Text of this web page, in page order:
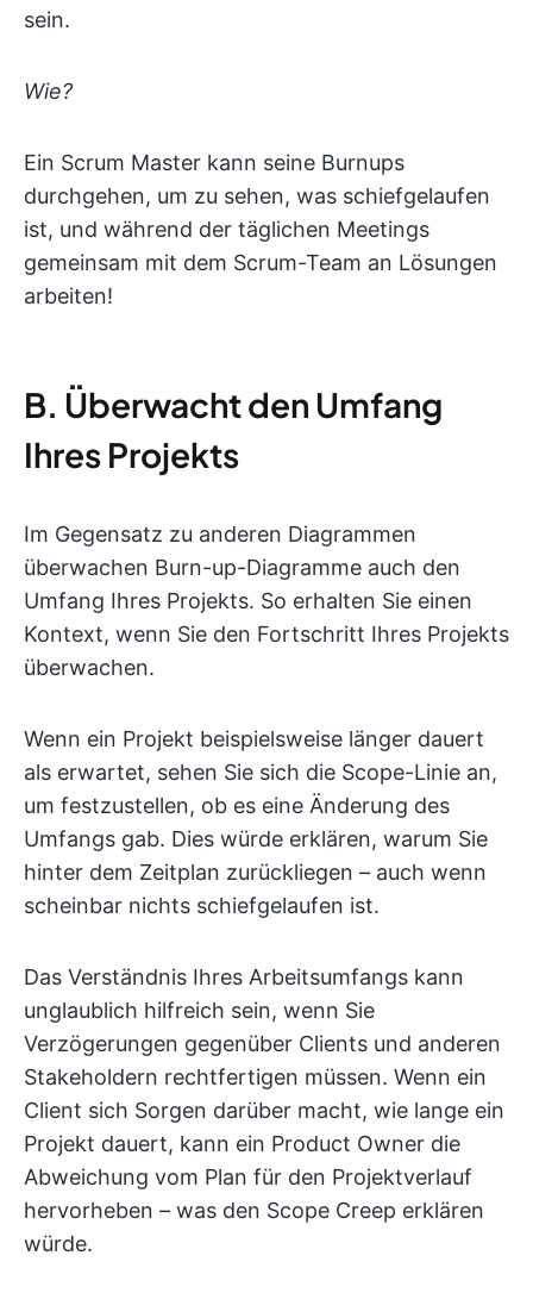
sein.
Wie?
Ein Scrum Master kann seine Burnups
durchgehen, um zu sehen, was schiefgelaufen
ist, und während der täglichen Meetings
gemeinsam mit dem Scrum-Team an Lösungen
arbeiten!
B. Überwacht den Umfang
Ihres Projekts
Im Gegensatz zu anderen Diagrammen
überwachen Burn-up-Diagramme auch den
Umfang Ihres Projekts. So erhalten Sie einen
Kontext, wenn Sie den Fortschritt Ihres Projekts
überwachen.
Wenn ein Projekt beispielsweise länger dauert
als erwartet, sehen Sie sich die Scope-Linie an,
um festzustellen, ob es eine Änderung des
Umfangs gab. Dies würde erklären, warum Sie
hinter dem Zeitplan zurückliegen – auch wenn
scheinbar nichts schiefgelaufen ist.
Das Verständnis Ihres Arbeitsumfangs kann
unglaublich hilfreich sein, wenn Sie
Verzögerungen gegenüber Clients und anderen
Stakeholdern rechtfertigen müssen. Wenn ein
Client sich Sorgen darüber macht, wie lange ein
Projekt dauert, kann ein Product Owner die
Abweichung vom Plan für den Projektverlauf
hervorheben – was den Scope Creep erklären
würde.